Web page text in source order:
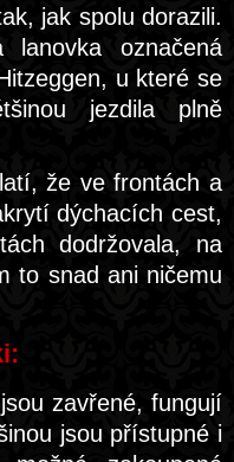
jak spolu dorazili.
lanovka označená
u které se
jezdila plně
že ve frontách a
dýchacích cest,
dodržovala, na
to snad ani ničemu
zavřené, fungují
jsou přístupné i